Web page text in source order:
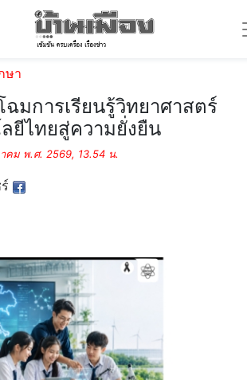
ษา
มการเรียนรู้วิทยาศาสตร์
ยีไทยสู่ความยั่งยืน
คม พ.ศ. 2569, 13.54 น.